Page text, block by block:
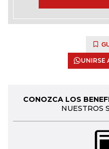
UNIRSE
CONOZCA LOS
NUESTROS